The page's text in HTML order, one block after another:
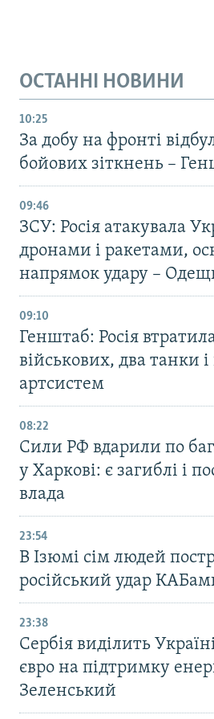
ОСТАННІ НОВИНИ
10:25
За добу на фронті
бойових зіткнень –
09:46
ЗСУ: Росія атакувала
дронами і ракетами,
напрямок удару –
09:10
Генштаб: Росія
військових, два танки
артсистем
08:22
Сили РФ вдарили по
у Харкові: є загиблі і
влада
23:54
В Ізюмі сім людей
російський удар
23:38
Сербія виділить
євро на підтримку
Зеленський